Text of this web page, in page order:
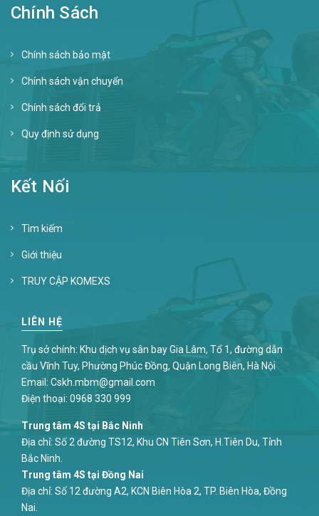
Chính Sách
Chính sách bảo mật
Chính sách vận chuyển
Chính sách đổi trả
Quy định sử dụng
Kết Nối
Tìm kiếm
Giới thiệu
TRUY CẬP KOMEXS
LIÊN HỆ
Trụ sở chính: Khu dịch vụ sân bay Gia Lâm, Tổ 1, đường dẫn
cầu Vĩnh Tuy, Phường Phúc Đồng, Quận Long Biên, Hà Nội
Email: Cskh.mbm@gmail.com
Điện thoại: 0968 330 999
Trung tâm 4S tại Bắc Ninh
Địa chỉ: Số 2 đường TS12, Khu CN Tiên Sơn, H.Tiên Du, Tỉnh
Bắc Ninh.
Trung tâm 4S tại Đồng Nai
Địa chỉ: Số 12 đường A2, KCN Biên Hòa 2, TP. Biên Hòa, Đồng
Nai.